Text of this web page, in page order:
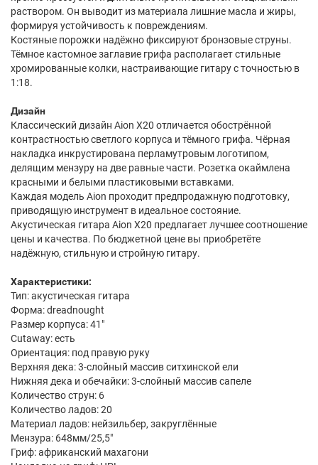
раствором. Он выводит из материала лишние масла и жиры,
формируя устойчивость к повреждениям.
Костяные порожки надёжно фиксируют бронзовые струны.
Тёмное кастомное заглавие грифа располагает стильные
хромированные колки, настраивающие гитару с точностью в
1:18.
Дизайн
Классический дизайн Aion X20 отличается обострённой
контрастностью светлого корпуса и тёмного грифа. Чёрная
накладка инкрустирована перламутровым логотипом,
делящим мензуру на две равные части. Розетка окаймлена
красными и белыми пластиковыми вставками.
Каждая модель Aion проходит предпродажную подготовку,
приводящую инструмент в идеальное состояние.
Акустическая гитара Aion X20 предлагает лучшее соотношение
цены и качества. По бюджетной цене вы приобретёте
надёжную, стильную и стройную гитару.
Характеристики:
Тип: акустическая гитара
Форма: dreadnought
Размер корпуса: 41"
Cutaway: есть
Ориентация: под правую руку
Верхняя дека: 3-слойный массив ситхинской ели
Нижняя дека и обечайки: 3-слойный массив сапеле
Количество струн: 6
Количество ладов: 20
Материал ладов: нейзильбер, закруглённые
Мензура: 648мм/25,5"
Гриф: африканский махагони